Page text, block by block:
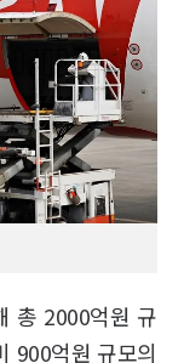
총 2000억원 규
900억원 규모의